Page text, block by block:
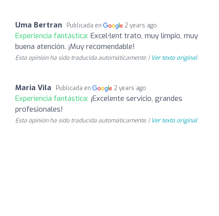
Uma Bertran Publicada en 2 years ago
Experiencia fantástica: Excel•lent trato, muy limpio, muy
buena atención. ¡Muy recomendable!
Esta opinión ha sido traducida automáticamente. | Ver texto original
Maria Vila Publicada en 2 years ago
Experiencia fantástica: ¡Excelente servicio, grandes
profesionales!
Esta opinión ha sido traducida automáticamente. | Ver texto original